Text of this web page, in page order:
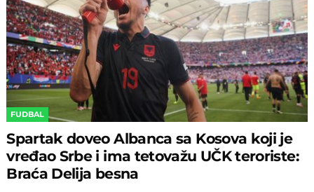
FUDBAL
Spartak doveo Albanca sa Kosova koji je
vređao Srbe i ima tetovažu UČK teroriste:
Braća Delija besna